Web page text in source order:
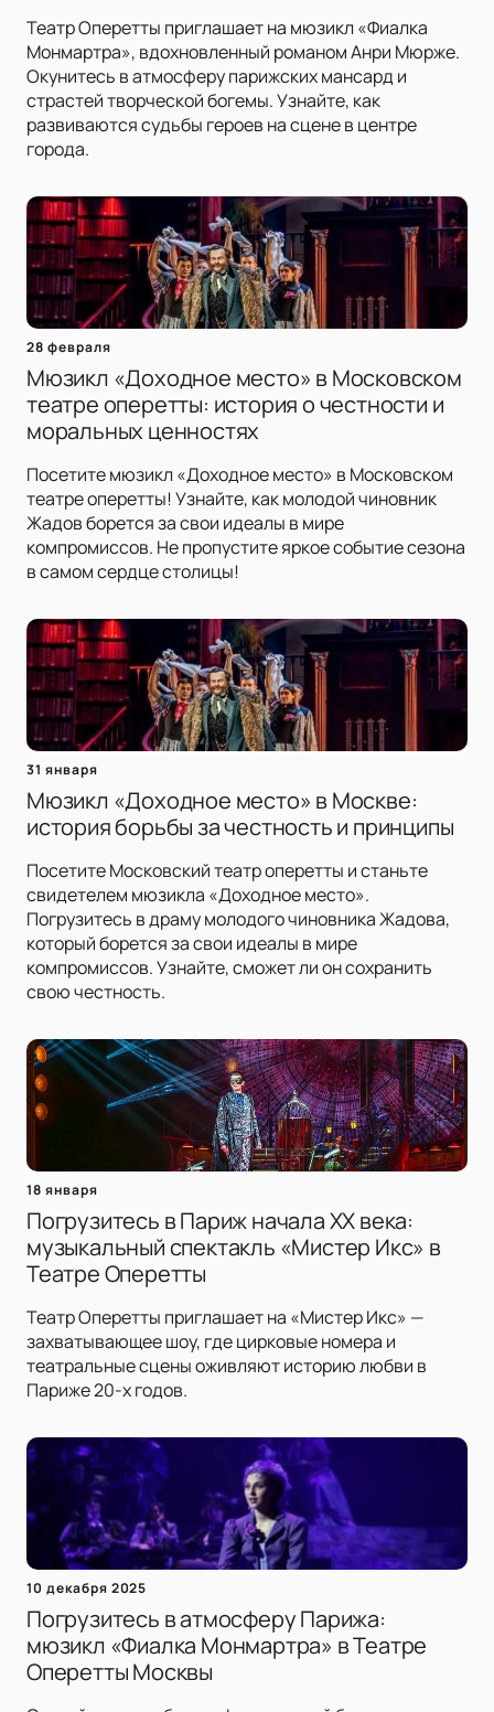
Театр Оперетты приглашает на мюзикл «Фиалка
Монмартра», вдохновленный романом Анри Мюрже.
Окунитесь в атмосферу парижских мансард и
страстей творческой богемы. Узнайте, как
развиваются судьбы героев на сцене в центре
города.
28 февраля
Мюзикл «Доходное место» в Московском
театре оперетты: история о честности и
моральных ценностях
Посетите мюзикл «Доходное место» в Московском
театре оперетты! Узнайте, как молодой чиновник
Жадов борется за свои идеалы в мире
компромиссов. Не пропустите яркое событие сезона
в самом сердце столицы!
31 января
Мюзикл «Доходное место» в Москве:
история борьбы за честность и принципы
Посетите Московский театр оперетты и станьте
свидетелем мюзикла «Доходное место».
Погрузитесь в драму молодого чиновника Жадова,
который борется за свои идеалы в мире
компромиссов. Узнайте, сможет ли он сохранить
свою честность.
18 января
Погрузитесь в Париж начала XX века:
музыкальный спектакль «Мистер Икс» в
Театре Оперетты
Театр Оперетты приглашает на «Мистер Икс» —
захватывающее шоу, где цирковые номера и
театральные сцены оживляют историю любви в
Париже 20-х годов.
10 декабря 2025
Погрузитесь в атмосферу Парижа:
мюзикл «Фиалка Монмартра» в Театре
Оперетты Москвы